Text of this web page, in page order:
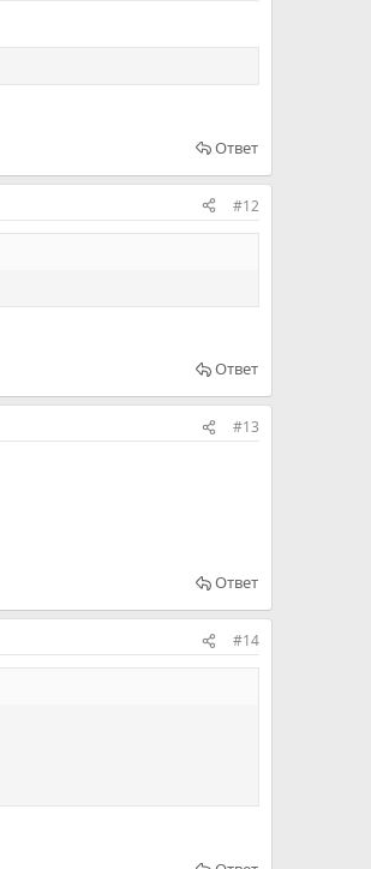
Ответ
#12
Ответ
#13
Ответ
#14